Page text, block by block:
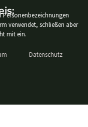
Personenbezeichnungen
verwendet, schließen aber
mit ein.
Datenschutz